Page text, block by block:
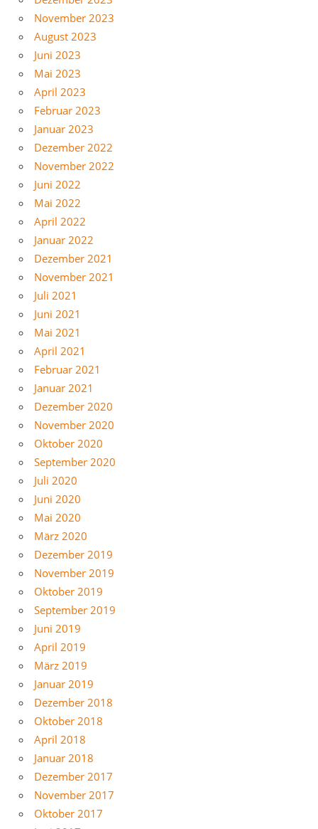
November 2023
August 2023
Juni 2023
Mai 2023
April 2023
Februar 2023
Januar 2023
Dezember 2022
November 2022
Juni 2022
Mai 2022
April 2022
Januar 2022
Dezember 2021
November 2021
Juli 2021
Juni 2021
Mai 2021
April 2021
Februar 2021
Januar 2021
Dezember 2020
November 2020
Oktober 2020
September 2020
Juli 2020
Juni 2020
Mai 2020
März 2020
Dezember 2019
November 2019
Oktober 2019
September 2019
Juni 2019
April 2019
März 2019
Januar 2019
Dezember 2018
Oktober 2018
April 2018
Januar 2018
Dezember 2017
November 2017
Oktober 2017